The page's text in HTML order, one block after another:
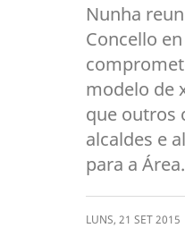
Nunha
Concello
modelo de
que outros
alcaldes e
para a
LUNS, 21 SET2015